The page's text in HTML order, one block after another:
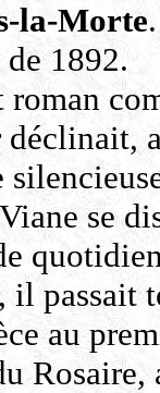
la-Morte
1892.
roman
se
il passait
au
Rosaire,